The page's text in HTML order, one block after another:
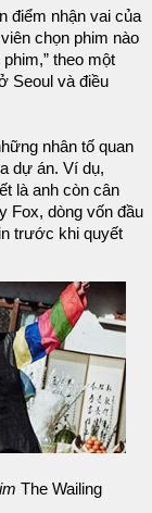
điểm nhận vai của
chọn phim nào
theo một
Seoul và điều
nhân tố quan
dự án. Ví dụ,
là anh còn cân
Fox, dòng vốn đầu
trước khi quyết
The Wailing